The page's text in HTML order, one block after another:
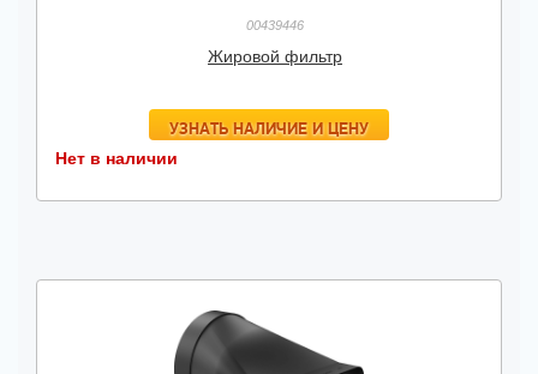
00439446
Жировой фильтр
УЗНАТЬ НАЛИЧИЕ И ЦЕНУ
Нет в наличии